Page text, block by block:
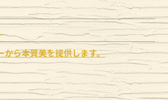
から本質美を提供します。